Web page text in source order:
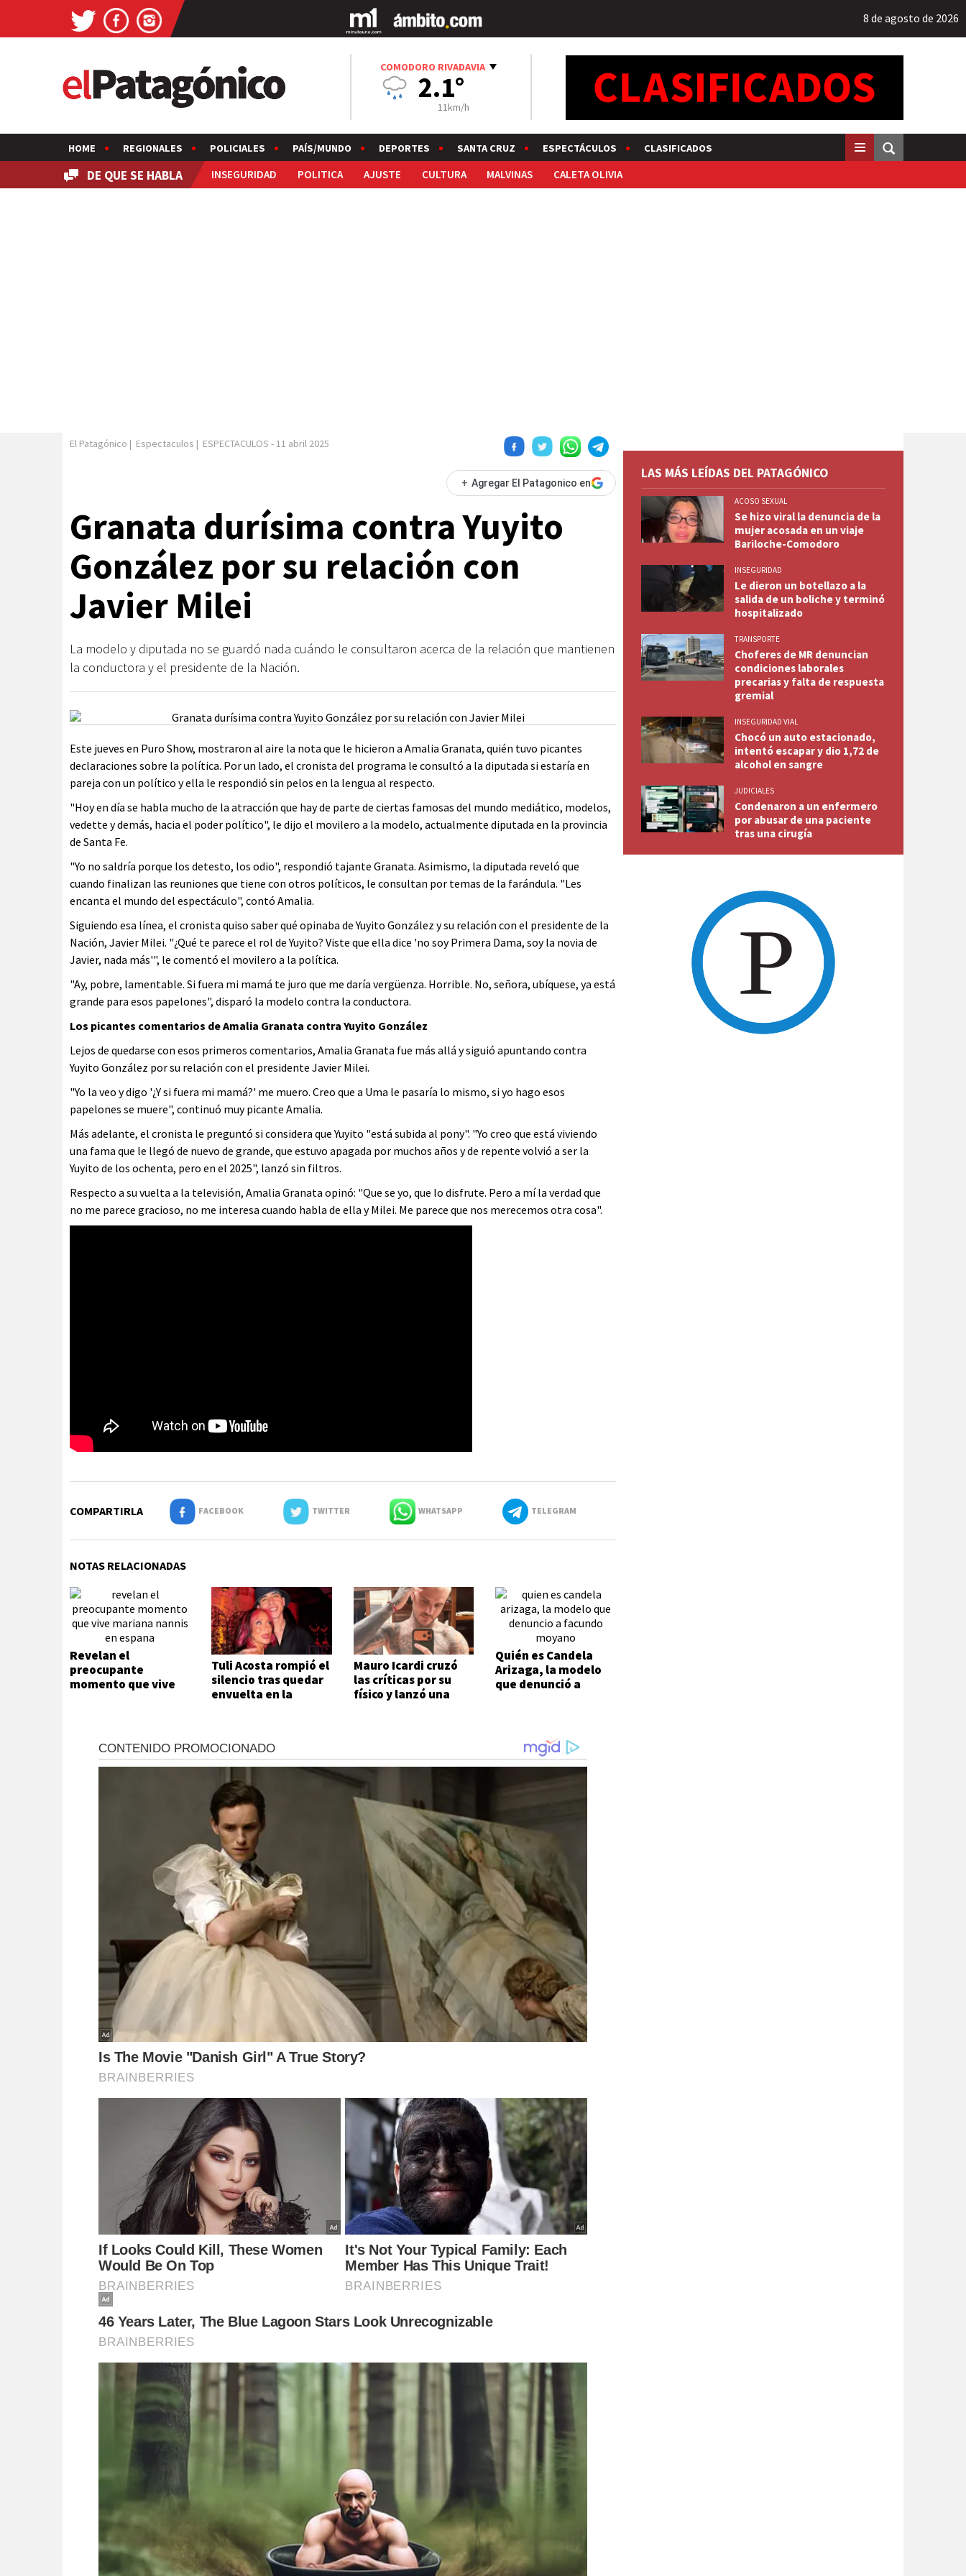
8 de agosto de 2026
COMODORO RIVADAVIA
2.1°
11km/h
HOME REGIONALES POLICIALES PAÍS/MUNDO DEPORTES SANTA CRUZ ESPECTÁCULOS CLASIFICADOS
DE QUE SE HABLA INSEGURIDAD POLITICA AJUSTE CULTURA MALVINAS CALETA OLIVIA
El Patagónico | Espectaculos | ESPECTACULOS - 11 abril 2025
+ Agregar El Patagonico en
Granata durísima contra Yuyito
González por su relación con
Javier Milei
La modelo y diputada no se guardó nada cuándo le consultaron acerca de la relación que mantienen
la conductora y el presidente de la Nación.
Este jueves en Puro Show, mostraron al aire la nota que le hicieron a Amalia Granata, quién tuvo picantes
declaraciones sobre la política. Por un lado, el cronista del programa le consultó a la diputada si estaría en
pareja con un político y ella le respondió sin pelos en la lengua al respecto.
"Hoy en día se habla mucho de la atracción que hay de parte de ciertas famosas del mundo mediático, modelos,
vedette y demás, hacia el poder político", le dijo el movilero a la modelo, actualmente diputada en la provincia
de Santa Fe.
"Yo no saldría porque los detesto, los odio", respondió tajante Granata. Asimismo, la diputada reveló que
cuando finalizan las reuniones que tiene con otros políticos, le consultan por temas de la farándula. "Les
encanta el mundo del espectáculo", contó Amalia.
Siguiendo esa línea, el cronista quiso saber qué opinaba de Yuyito González y su relación con el presidente de la
Nación, Javier Milei. "¿Qué te parece el rol de Yuyito? Viste que ella dice 'no soy Primera Dama, soy la novia de
Javier, nada más'", le comentó el movilero a la política.
"Ay, pobre, lamentable. Si fuera mi mamá te juro que me daría vergüenza. Horrible. No, señora, ubíquese, ya está
grande para esos papelones", disparó la modelo contra la conductora.
Los picantes comentarios de Amalia Granata contra Yuyito González
Lejos de quedarse con esos primeros comentarios, Amalia Granata fue más allá y siguió apuntando contra
Yuyito González por su relación con el presidente Javier Milei.
"Yo la veo y digo '¿Y si fuera mi mamá?' me muero. Creo que a Uma le pasaría lo mismo, si yo hago esos
papelones se muere", continuó muy picante Amalia.
Más adelante, el cronista le preguntó si considera que Yuyito "está subida al pony". "Yo creo que está viviendo
una fama que le llegó de nuevo de grande, que estuvo apagada por muchos años y de repente volvió a ser la
Yuyito de los ochenta, pero en el 2025", lanzó sin filtros.
Respecto a su vuelta a la televisión, Amalia Granata opinó: "Que se yo, que lo disfrute. Pero a mí la verdad que
no me parece gracioso, no me interesa cuando habla de ella y Milei. Me parece que nos merecemos otra cosa".
COMPARTIRLA FACEBOOK TWITTER WHATSAPP TELEGRAM
NOTAS RELACIONADAS
Revelan el
preocupante
momento que vive
Tuli Acosta rompió el
silencio tras quedar
envuelta en la
Mauro Icardi cruzó
las críticas por su
físico y lanzó una
Quién es Candela
Arizaga, la modelo
que denunció a
LAS MÁS LEÍDAS DEL PATAGÓNICO
ACOSO SEXUAL
Se hizo viral la denuncia de la
mujer acosada en un viaje
Bariloche-Comodoro
INSEGURIDAD
Le dieron un botellazo a la
salida de un boliche y terminó
hospitalizado
TRANSPORTE
Choferes de MR denuncian
condiciones laborales
precarias y falta de respuesta
gremial
INSEGURIDAD VIAL
Chocó un auto estacionado,
intentó escapar y dio 1,72 de
alcohol en sangre
JUDICIALES
Condenaron a un enfermero
por abusar de una paciente
tras una cirugía